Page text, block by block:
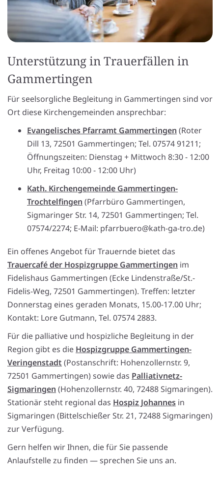
Unterstützung in Trauerfällen in
Gammertingen
Für seelsorgliche Begleitung in Gammertingen sind vor
Ort diese Kirchengemeinden ansprechbar:
Evangelisches Pfarramt Gammertingen (Roter
Dill 13, 72501 Gammertingen; Tel. 07574 91211;
Öffnungszeiten: Dienstag + Mittwoch 8:30 - 12:00
Uhr, Freitag 10:00 - 12:00 Uhr)
Kath. Kirchengemeinde Gammertingen-
Trochtelfingen (Pfarrbüro Gammertingen,
Sigmaringer Str. 14, 72501 Gammertingen; Tel.
07574/2274; E-Mail: pfarrbuero@kath-ga-tro.de)
Ein offenes Angebot für Trauernde bietet das
Trauercafé der Hospizgruppe Gammertingen im
Fidelishaus Gammertingen (Ecke Lindenstraße/St.-
Fidelis-Weg, 72501 Gammertingen). Treffen: letzter
Donnerstag eines geraden Monats, 15.00-17.00 Uhr;
Kontakt: Lore Gutmann, Tel. 07574 2883.
Für die palliative und hospizliche Begleitung in der
Region gibt es die Hospizgruppe Gammertingen-
Veringenstadt (Postanschrift: Hohenzollernstr. 9,
72501 Gammertingen) sowie das Palliativnetz-
Sigmaringen (Hohenzollernstr. 40, 72488 Sigmaringen).
Stationär steht regional das Hospiz Johannes in
Sigmaringen (Bittelschießer Str. 21, 72488 Sigmaringen)
zur Verfügung.
Gern helfen wir Ihnen, die für Sie passende
Anlaufstelle zu finden — sprechen Sie uns an.